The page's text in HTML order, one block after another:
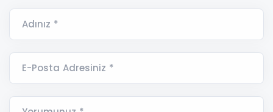
Adınız *
E-Posta Adresiniz *